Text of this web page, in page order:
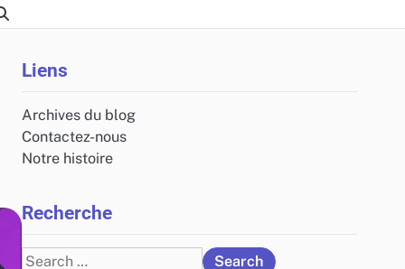
Liens
Archives du blog
Contactez-nous
Notre histoire
Recherche
Search